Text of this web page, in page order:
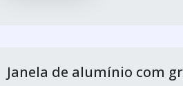
Janela de alumínio com